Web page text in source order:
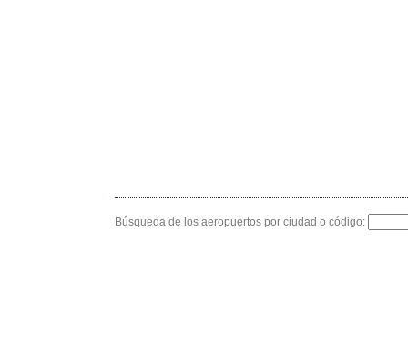
Búsqueda de los aeropuertos por ciudad o código: